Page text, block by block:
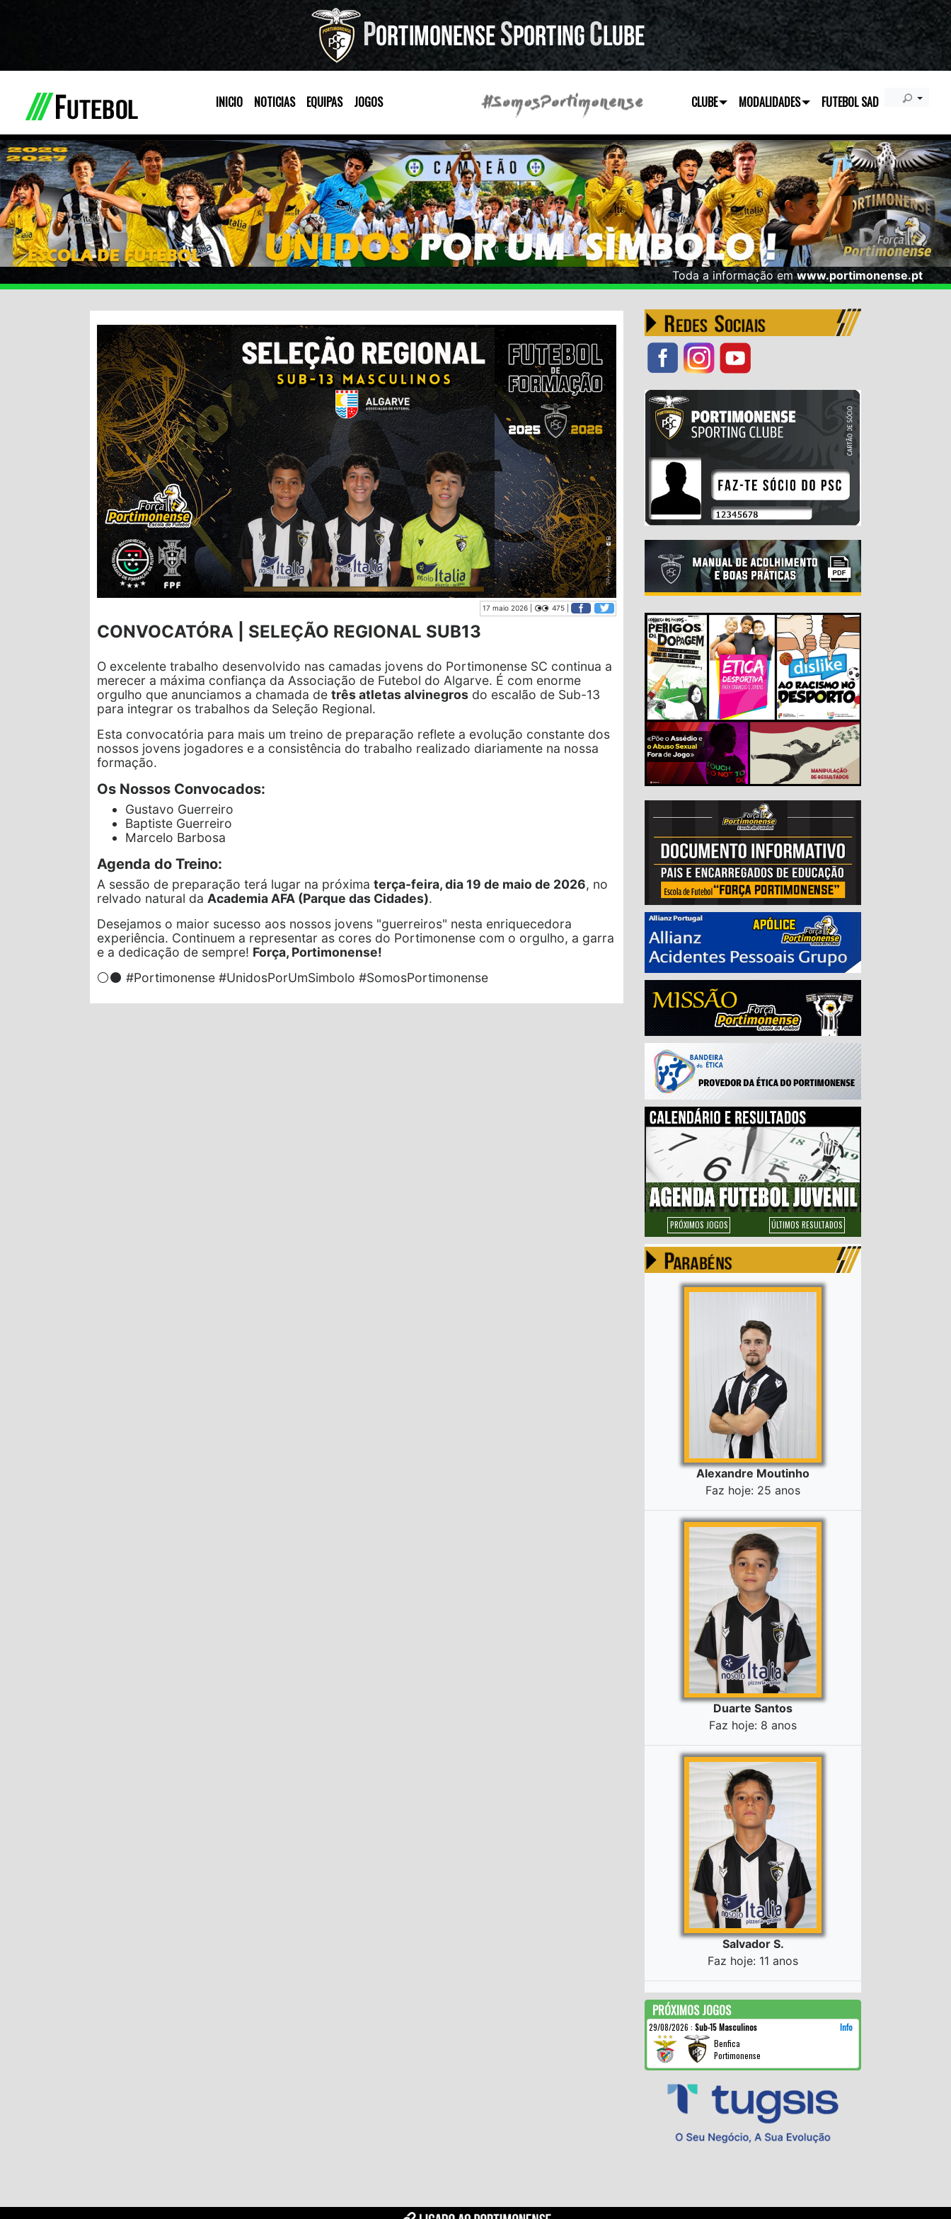
INICIO NOTICIAS EQUIPAS JOGOS CLUBE MODALIDADES FUTEBOL SAD
Toda a informação emwww.portimonense.pt
17 maio 2026 | 475 |
CONVOCATÓRA | SELEÇÃO REGIONAL SUB13
O excelente trabalho desenvolvido nas camadas jovens do Portimonense SC continua a
merecer a máxima confiança da Associação de Futebol do Algarve. É com enorme
orgulho que anunciamos a chamada de três atletas alvinegros do escalão de Sub-13
para integrar os trabalhos da Seleção Regional.
Esta convocatória para mais um treino de preparação reflete a evolução constante dos
nossos jovens jogadores e a consistência do trabalho realizado diariamente na nossa
formação.
Os Nossos Convocados:
Gustavo Guerreiro
Baptiste Guerreiro
Marcelo Barbosa
Agenda do Treino:
A sessão de preparação terá lugar na próxima terça-feira, dia 19 de maio de 2026, no
relvado natural da Academia AFA (Parque das Cidades).
Desejamos o maior sucesso aos nossos jovens "guerreiros" nesta enriquecedora
experiência. Continuem a representar as cores do Portimonense com o orgulho, a garra
e a dedicação de sempre! Força, Portimonense!
⚪⚫ #Portimonense #UnidosPorUmSimbolo #SomosPortimonense
PRÓXIMOS JOGOS ÚLTIMOS RESULTADOS
Alexandre Moutinho
Faz hoje: 25 anos
Duarte Santos
Faz hoje: 8 anos
Salvador S.
Faz hoje: 11 anos
PRÓXIMOS JOGOS
29/08/2026 : Sub-15 Masculinos
Info
Benfica
Portimonense